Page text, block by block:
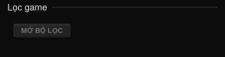
Lọc game
MỞ BỘ LỌC